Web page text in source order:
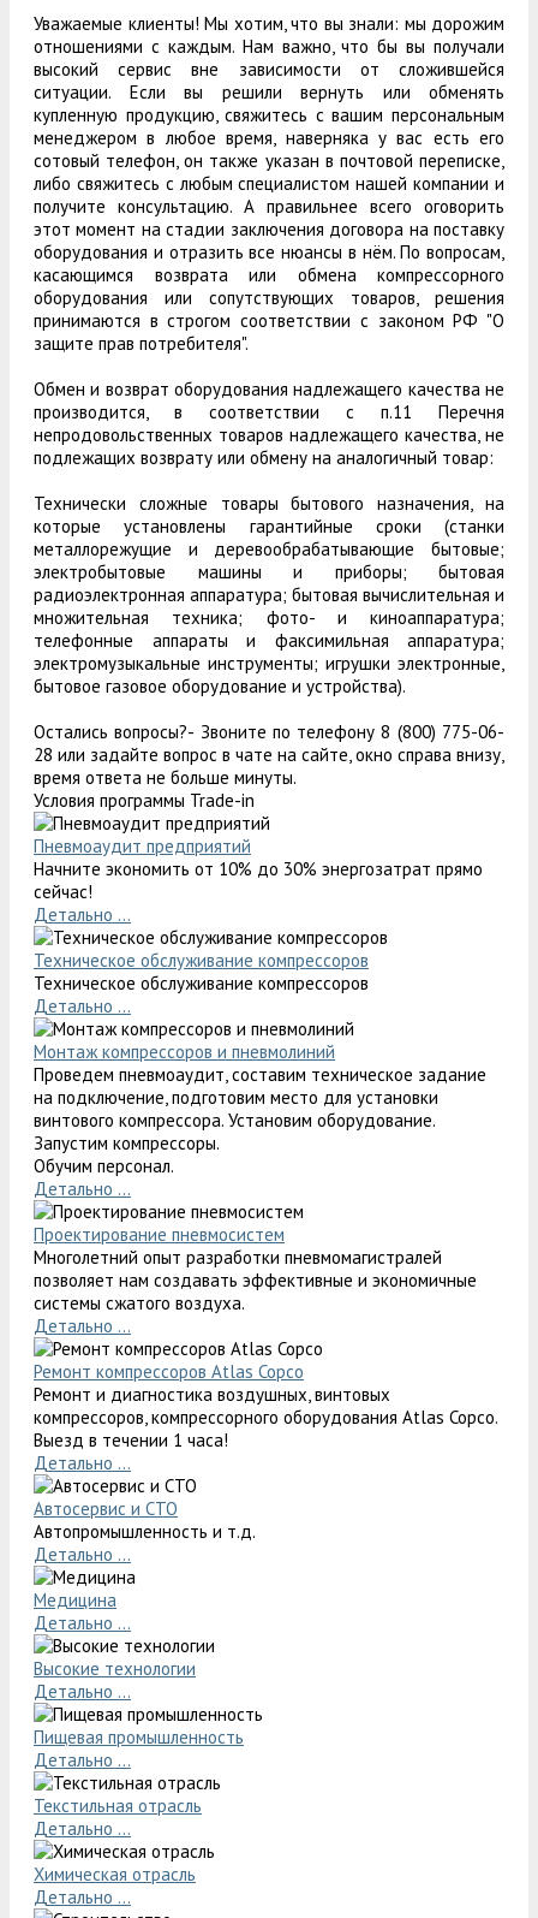
Уважаемые клиенты! Мы хотим, что вы знали: мы дорожим
отношениями с каждым. Нам важно, что бы вы получали
высокий сервис вне зависимости от сложившейся
ситуации. Если вы решили вернуть или обменять
купленную продукцию, свяжитесь с вашим персональным
менеджером в любое время, наверняка у вас есть его
сотовый телефон, он также указан в почтовой переписке,
либо свяжитесь с любым специалистом нашей компании и
получите консультацию. А правильнее всего оговорить
этот момент на стадии заключения договора на поставку
оборудования и отразить все нюансы в нём. По вопросам,
касающимся возврата или обмена компрессорного
оборудования или сопутствующих товаров, решения
принимаются в строгом соответствии с законом РФ "О
защите прав потребителя".
Обмен и возврат оборудования надлежащего качества не
производится, в соответствии с п.11 Перечня
непродовольственных товаров надлежащего качества, не
подлежащих возврату или обмену на аналогичный товар:
Технически сложные товары бытового назначения, на
которые установлены гарантийные сроки (станки
металлорежущие и деревообрабатывающие бытовые;
электробытовые машины и приборы; бытовая
радиоэлектронная аппаратура; бытовая вычислительная и
множительная техника; фото- и киноаппаратура;
телефонные аппараты и факсимильная аппаратура;
электромузыкальные инструменты; игрушки электронные,
бытовое газовое оборудование и устройства).
Остались вопросы?- Звоните по телефону 8 (800) 775-06-
28 или задайте вопрос в чате на сайте, окно справа внизу,
время ответа не больше минуты.
Условия программы Trade-in
Пневмоаудит предприятий
Начните экономить от 10% до 30% энергозатрат прямо
сейчас!
Детально ...
Техническое обслуживание компрессоров
Техническое обслуживание компрессоров
Детально ...
Монтаж компрессоров и пневмолиний
Проведем пневмоаудит, составим техническое задание
на подключение, подготовим место для установки
винтового компрессора. Установим оборудование.
Запустим компрессоры.
Обучим персонал.
Детально ...
Проектирование пневмосистем
Многолетний опыт разработки пневмомагистралей
позволяет нам создавать эффективные и экономичные
системы сжатого воздуха.
Детально ...
Ремонт компрессоров Atlas Copco
Ремонт и диагностика воздушных, винтовых
компрессоров, компрессорного оборудования Atlas Copco.
Выезд в течении 1 часа!
Детально ...
Автосервис и СТО
Автопромышленность и т.д.
Детально ...
Медицина
Детально ...
Высокие технологии
Детально ...
Пищевая промышленность
Детально ...
Текстильная отрасль
Детально ...
Химическая отрасль
Детально ...